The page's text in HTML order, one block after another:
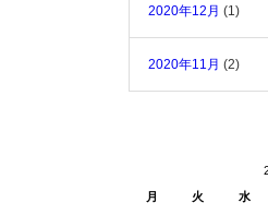
2020年12月 (1)
2020年11月 (2)
月
火 水